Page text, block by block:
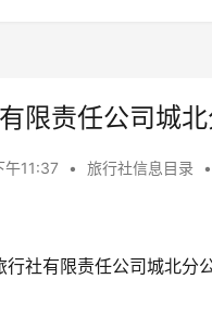
限责任公司城
午11:37 • 旅行社信息目录 •
行社有限责任公司城北分